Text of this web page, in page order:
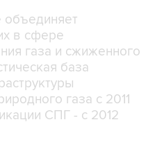
объединяет
в сфере
газа и сжиженного
база
газа с 2011
СПГ - с 2012